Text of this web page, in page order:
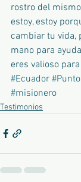
rostro del
estoy, estoy
cambiar tu vida,
mano para
eres valioso
#Ecuador
#misionero
Testimonios